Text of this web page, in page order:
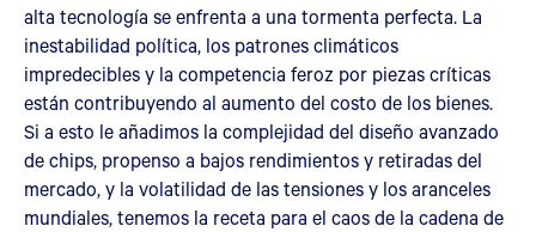
alta tecnología se enfrenta a una tormenta perfecta. La
inestabilidad política, los patrones climáticos
impredecibles y la competencia feroz por piezas críticas
están contribuyendo al aumento del costo de los bienes.
Si a esto le añadimos la complejidad del diseño avanzado
de chips, propenso a bajos rendimientos y retiradas del
mercado, y la volatilidad de las tensiones y los aranceles
mundiales, tenemos la receta para el caos de la cadena de